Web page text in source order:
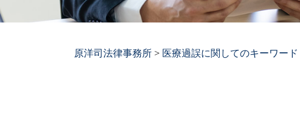
原洋司法律事務所 > 医療過誤に関してのキーワード